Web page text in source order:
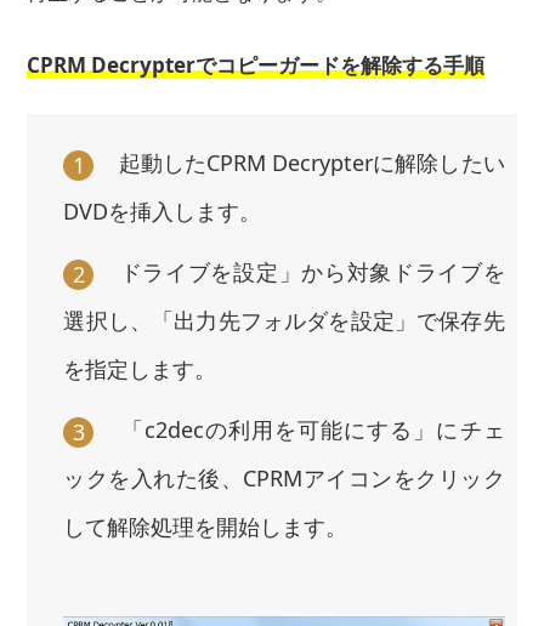
CPRM Decrypterでコピーガードを解除する手順
1
起動したCPRM Decrypterに解除したい
DVDを挿入します。
2
ドライブを設定」から対象ドライブを
選択し、「出力先フォルダを設定」で保存先
を指定します。
3
「c2decの利用を可能にする」にチェ
ックを入れた後、CPRMアイコンをクリック
して解除処理を開始します。